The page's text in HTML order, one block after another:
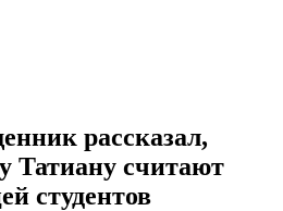
рассказал,
Татиану считают
студентов